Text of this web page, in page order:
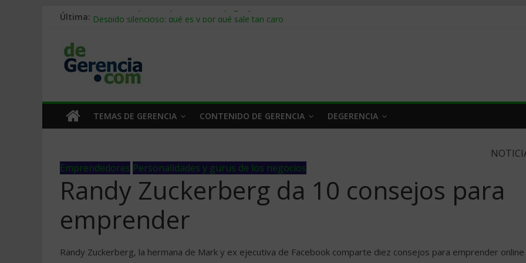
Última: Stablecoins para empresas: cómo pagar y cobrar en 2026
Trabajo forzoso en la cadena de suministro: qué hacer
Mercado hispano de EE. UU.: cómo segmentarlo y venderle
TEMAS DE GERENCIA CONTENIDO DE GERENCIA DEGERENCIA
Emprendedores Personalidades y gurus de los negocios
Randy Zuckerberg da 10 consejos para
emprender
Randy Zuckerberg, la hermana de Mark y ex ejecutiva de Facebook comparte diez consejos para emprender online